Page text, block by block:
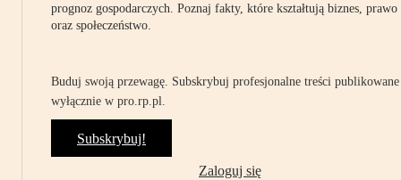
prognoz gospodarczych. Poznaj fakty, które kształtują biznes, prawo
oraz społeczeństwo.
Buduj swoją przewagę. Subskrybuj profesjonalne treści publikowane
wyłącznie w pro.rp.pl.
Subskrybuj!
Zaloguj się